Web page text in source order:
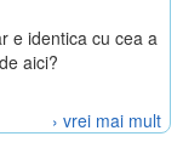
e identica cu cea a
aici?
› vrei mai mult